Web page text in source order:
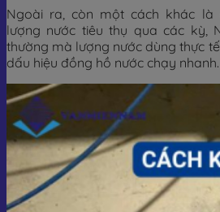
Ngoài ra, còn một cách khác
lượng nước tiêu thụ qua các kỳ,
thường mà lượng nước dùng thực
dấu hiệu đồng hồ nước chạy nhanh.